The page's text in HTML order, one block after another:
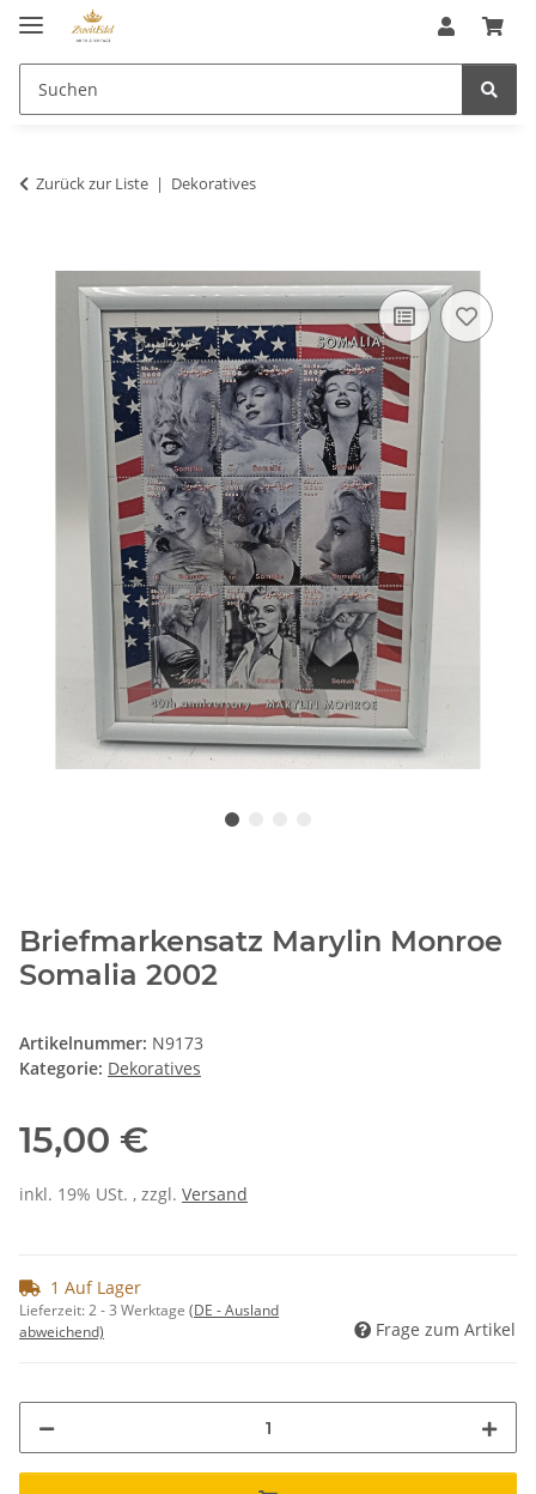
Zurück zur Liste Dekoratives
Briefmarkensatz Marylin Monroe
Somalia 2002
Artikelnummer: N9173
Kategorie: Dekoratives
15,00 €
inkl. 19% USt. , zzgl. Versand
1 Auf Lager
Lieferzeit:2 - 3 Werktage (DE - Ausland
abweichend)
Frage zum Artikel